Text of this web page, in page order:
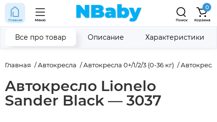
Главная Меню Поиск
0
Корзина
Главная Автокресла Автокресла 0+/1/2/3 (0-36 кг)
Автокресло Lionelo
Sander Black — 3037
Все про товар Описание Характеристики